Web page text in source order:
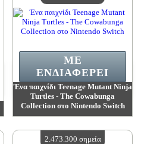
Ένα παιχνίδι Teenage Mutant Ninja
Turtles - The Cowabunga
Collection στο Nintendo Switch
Διαθέσιμη ποσότητα:4
ΜΕ
ΕΝΔΙΑΦΈΡΕΙ
2.473.300 σημεία